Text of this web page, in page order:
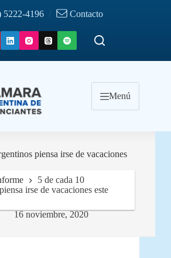
5222-4196 / Contacto
Menú
piensa irse de vacaciones
16 noviembre, 2020
5 de cada 10
irse de vacaciones este